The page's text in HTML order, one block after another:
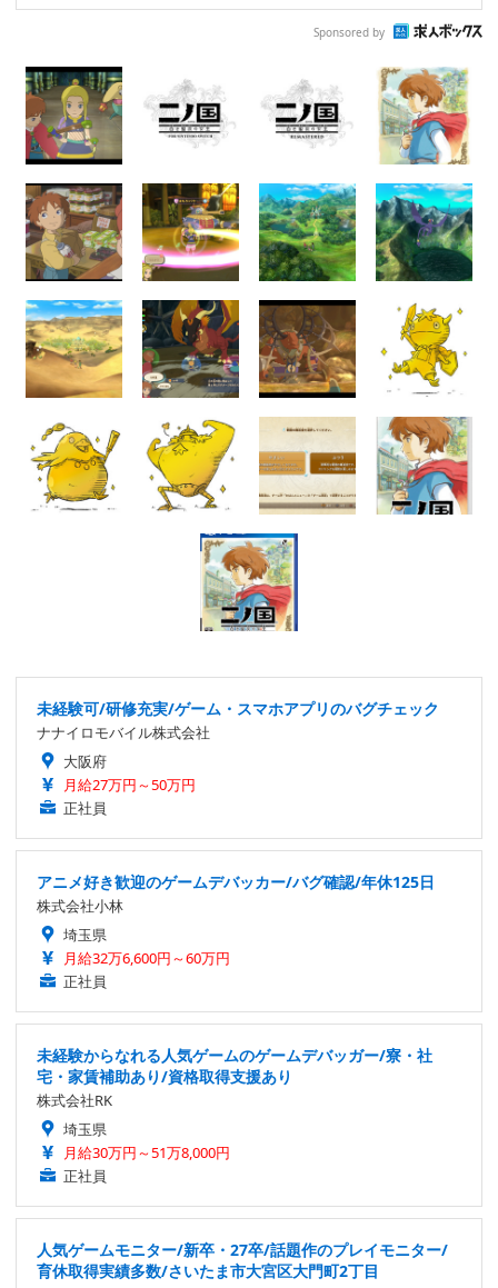
Sponsored by
未経験可/研修充実/ゲーム・スマホアプリのバグチェック
ナナイロモバイル株式会社
大阪府
月給27万円～50万円
正社員
アニメ好き歓迎のゲームデバッカー/バグ確認/年休125日
株式会社小林
埼玉県
月給32万6,600円～60万円
正社員
未経験からなれる人気ゲームのゲームデバッガー/寮・社
宅・家賃補助あり/資格取得支援あり
株式会社RK
埼玉県
月給30万円～51万8,000円
正社員
人気ゲームモニター/新卒・27卒/話題作のプレイモニター/
育休取得実績多数/さいたま市大宮区大門町2丁目